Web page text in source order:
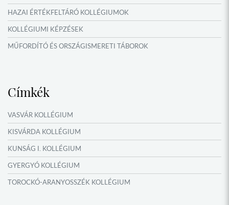
HAZAI ÉRTÉKFELTÁRÓ KOLLÉGIUMOK
KOLLÉGIUMI KÉPZÉSEK
MŰFORDÍTÓ ÉS ORSZÁGISMERETI TÁBOROK
Címkék
VASVÁR KOLLÉGIUM
KISVÁRDA KOLLÉGIUM
KUNSÁG I. KOLLÉGIUM
GYERGYÓ KOLLÉGIUM
TOROCKÓ-ARANYOSSZÉK KOLLÉGIUM